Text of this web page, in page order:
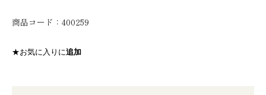
商品コード： 400259
★お気に入りに追加